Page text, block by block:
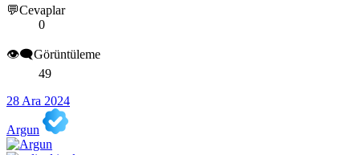
💬Cevaplar
0
👁️‍🗨️Görüntüleme
49
28 Ara 2024
Argun